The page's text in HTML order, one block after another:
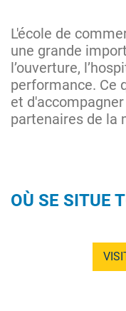
L'école de
une grande
l’ouverture,
performance. Ce
et
partenaires de la
OÙ SE SITUE